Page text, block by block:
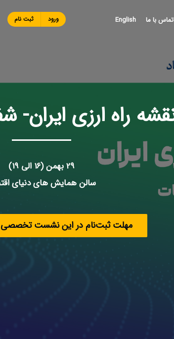
تماس با ما English ورود ثبت نام
راه ارزی ایران-
29 بهمن (16 الی 19)
سالن همایش های دنیای
مهلت ثبت‌نام در این نشست تخصصی